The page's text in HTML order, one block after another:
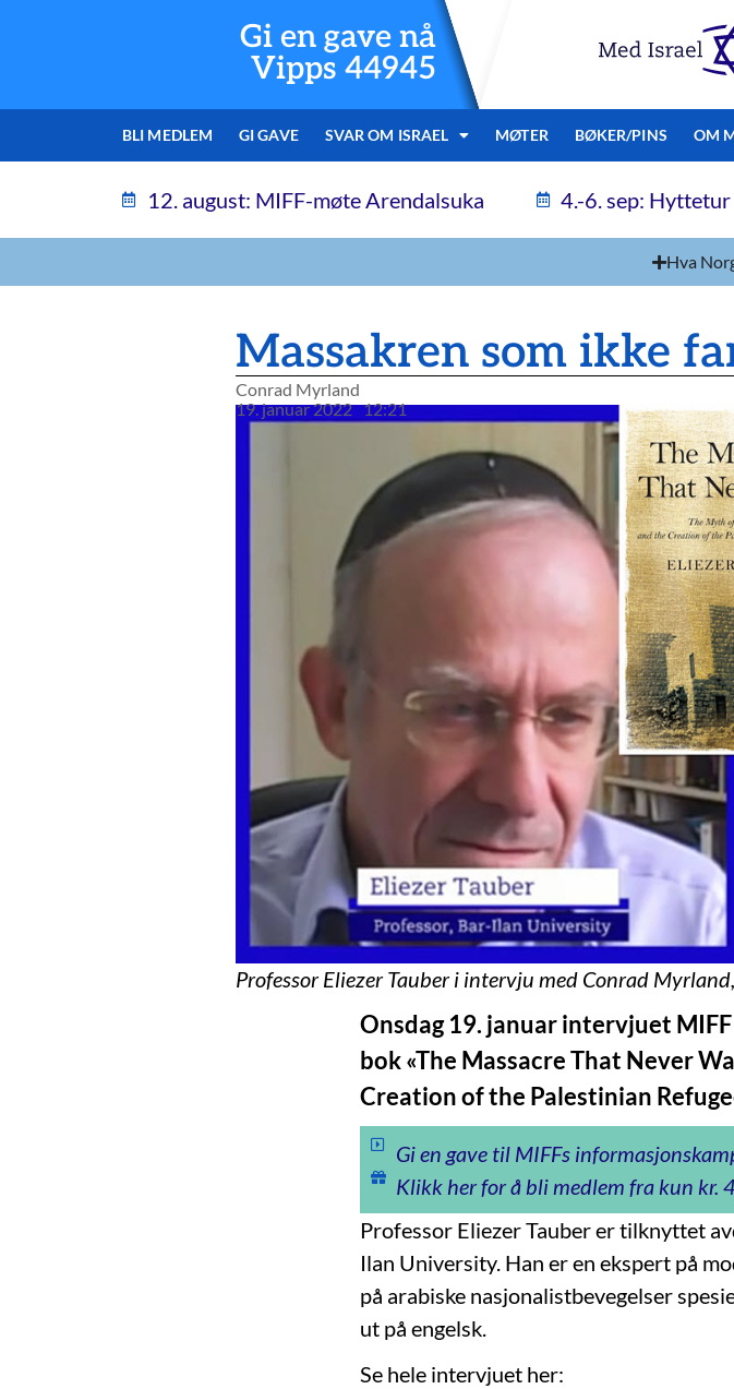
Gi en gave nå
Vipps 44945
BLI MEDLEM GI GAVE SVAR OM ISRAEL MØTER BØKER/PINS OM
12. august: MIFF-møte Arendalsuka 4.-6. sep:
Hva
Massakren som ikke
Conrad Myrland
19. januar 2022 12:21
Professor Eliezer Tauber i intervju med Conrad
Onsdag 19. januar intervjuet
bok «The Massacre That Never
Creation of the Palestinian
Gi en gave til MIFFs
Klikk her for å bli medlem fra kun kr.
Professor Eliezer Tauber er tilknyttet
Ilan University. Han er en ekspert på
på arabiske nasjonalistbevegelser
ut på engelsk.
Se hele intervjuet her: